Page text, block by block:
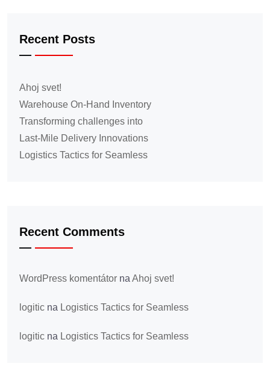
Recent Posts
Ahoj svet!
Warehouse On-Hand Inventory
Transforming challenges into
Last-Mile Delivery Innovations
Logistics Tactics for Seamless
Recent Comments
WordPress komentátor na Ahoj svet!
logitic na Logistics Tactics for Seamless
logitic na Logistics Tactics for Seamless